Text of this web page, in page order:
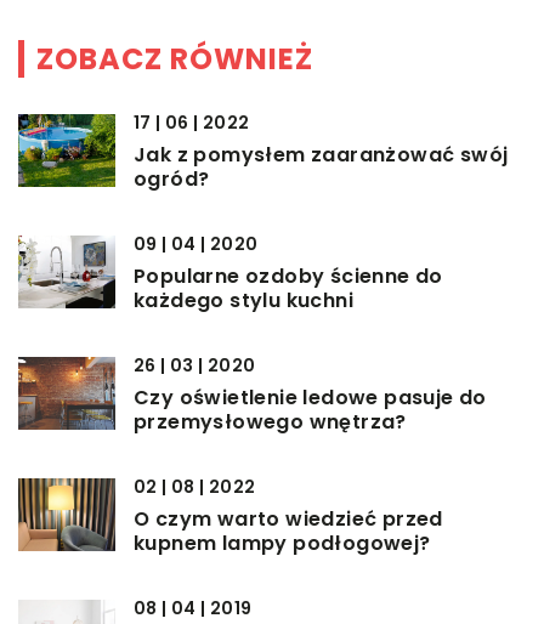
ZOBACZ RÓWNIEŻ
17 | 06 | 2022
Jak z pomysłem zaaranżować swój
ogród?
09 | 04 | 2020
Popularne ozdoby ścienne do
każdego stylu kuchni
26 | 03 | 2020
Czy oświetlenie ledowe pasuje do
przemysłowego wnętrza?
02 | 08 | 2022
O czym warto wiedzieć przed
kupnem lampy podłogowej?
08 | 04 | 2019